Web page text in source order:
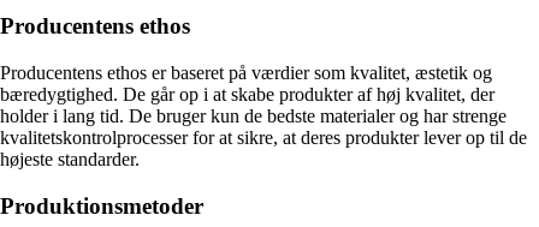
Producentens ethos
Producentens ethos er baseret på værdier som kvalitet, æstetik og
bæredygtighed. De går op i at skabe produkter af høj kvalitet, der
holder i lang tid. De bruger kun de bedste materialer og har strenge
kvalitetskontrolprocesser for at sikre, at deres produkter lever op til de
højeste standarder.
Produktionsmetoder